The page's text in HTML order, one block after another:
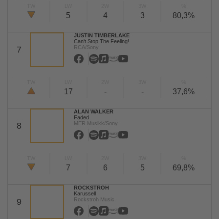
5 4 3 80,3%
7
JUSTIN TIMBERLAKE
Can't Stop The Feeling!
RCA/Sony
17 - - 37,6%
8
ALAN WALKER
Faded
MER Musikk/Sony
7 6 5 69,8%
9
ROCKSTROH
Karussell
Rockstroh Music